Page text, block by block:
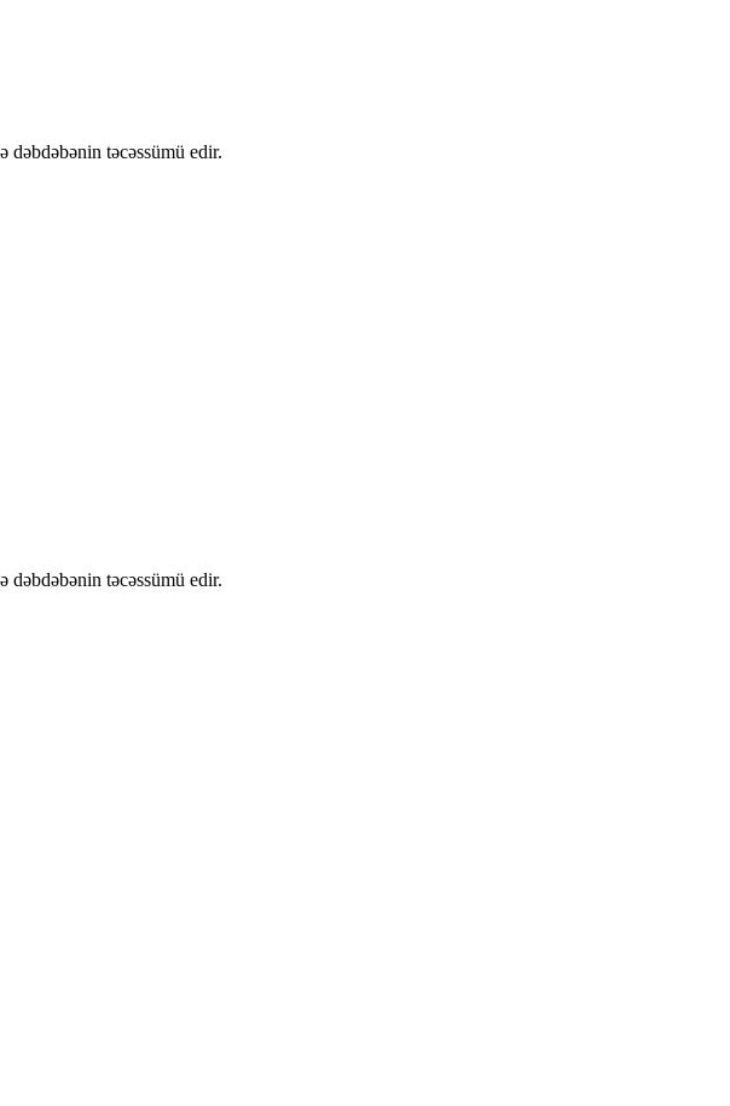
dəbdəbənin təcəssümü edir.
dəbdəbənin təcəssümü edir.